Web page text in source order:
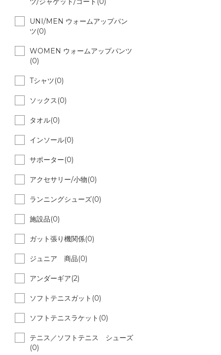
UNI/MEN ウォームアップパン
ツ(0)
WOMEN ウォームアップパンツ
(0)
Tシャツ(0)
ソックス(0)
タオル(0)
インソール(0)
サポーター(0)
アクセサリー/小物(0)
ランニングシューズ(0)
施設品(0)
ガット張り機関係(0)
ジュニア 商品(0)
アンダーギア(2)
ソフトテニスガット(0)
ソフトテニスラケット(0)
テニス／ソフトテニス シューズ
(0)